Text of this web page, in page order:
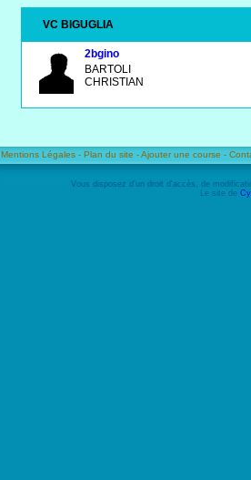
VC BIGUGLIA
2bgino
BARTOLI
CHRISTIAN
Mentions Légales - Plan du site -Ajouter une course -
Vous disposez d'un droit d'accès, de
Le site de